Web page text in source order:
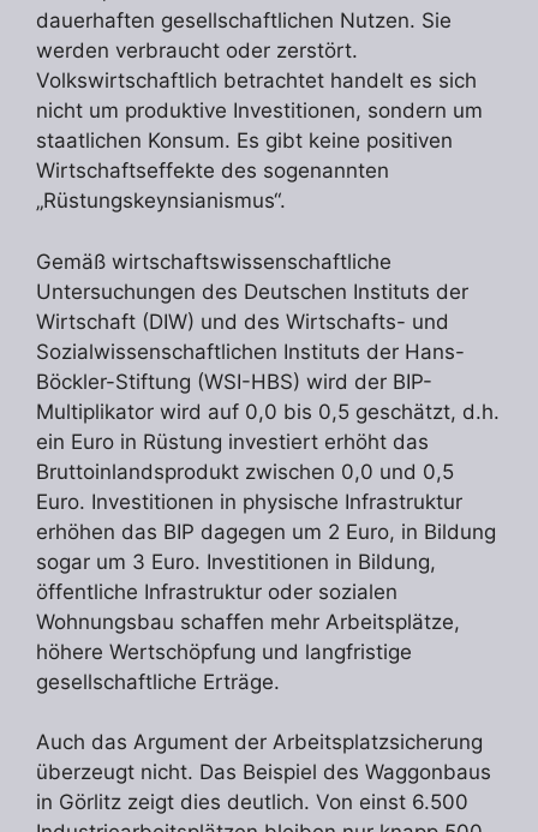
dauerhaften gesellschaftlichen Nutzen. Sie
werden verbraucht oder zerstört.
Volkswirtschaftlich betrachtet handelt es sich
nicht um produktive Investitionen, sondern um
staatlichen Konsum. Es gibt keine positiven
Wirtschaftseffekte des sogenannten
„Rüstungskeynsianismus“.
Gemäß wirtschaftswissenschaftliche
Untersuchungen des Deutschen Instituts der
Wirtschaft (DIW) und des Wirtschafts- und
Sozialwissenschaftlichen Instituts der Hans-
Böckler-Stiftung (WSI-HBS) wird der BIP-
Multiplikator wird auf 0,0 bis 0,5 geschätzt, d.h.
ein Euro in Rüstung investiert erhöht das
Bruttoinlandsprodukt zwischen 0,0 und 0,5
Euro. Investitionen in physische Infrastruktur
erhöhen das BIP dagegen um 2 Euro, in Bildung
sogar um 3 Euro. Investitionen in Bildung,
öffentliche Infrastruktur oder sozialen
Wohnungsbau schaffen mehr Arbeitsplätze,
höhere Wertschöpfung und langfristige
gesellschaftliche Erträge.
Auch das Argument der Arbeitsplatzsicherung
überzeugt nicht. Das Beispiel des Waggonbaus
in Görlitz zeigt dies deutlich. Von einst 6.500